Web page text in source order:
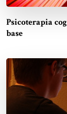
Psicoterapia
base